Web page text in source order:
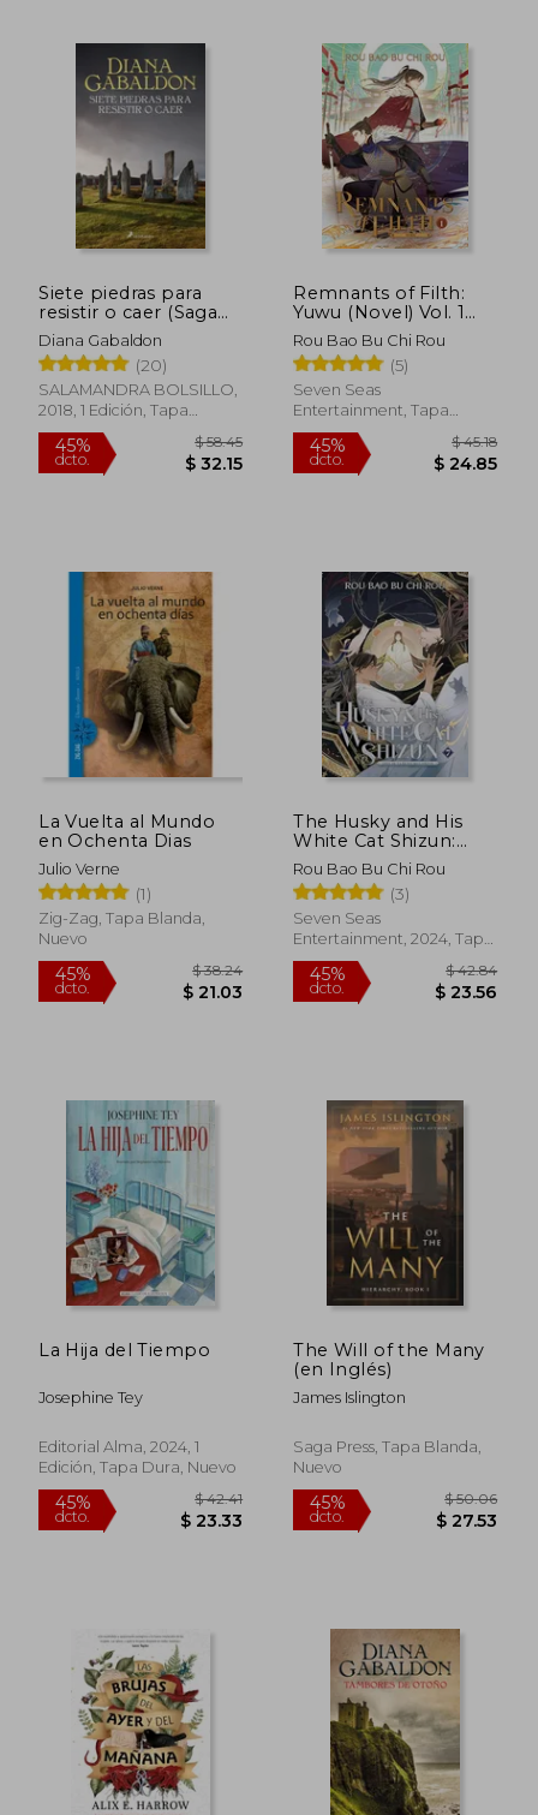
50%
dcto.
45%
dcto.
45%
dcto. $ 35.37
45%
dcto.
Siete piedras para
resistir o caer (Saga
Claire Randall)
Diana Gabaldon
(20)
SALAMANDRA BOLSILLO,
2018, 1 Edición, Tapa
Blanda, Nuevo
45%
dcto. $ 32.15
Remnants of Filth:
Yuwu (Novel) Vol. 1
(en Inglés)
Rou Bao Bu Chi Rou
(5)
Seven Seas
Entertainment, Tapa
Blanda, Nuevo
45%
dcto.
La Vuelta al Mundo
en Ochenta Dias
Julio Verne
(1)
Zig-Zag, Tapa Blanda,
Nuevo
The Husky and His
White Cat Shizun:
Erha He Ta de Bai
Mao Shizun (Novel)
Vol. 7 (en Inglés)
Rou Bao Bu Chi Rou
(3)
Seven Seas
Entertainment, 2024, Tapa
Blanda, Nuevo
La Hija del Tiempo
Josephine Tey
Editorial Alma, 2024, 1
Edición, Tapa Dura, Nuevo
The Will of the Many
(en Inglés)
James Islington
Saga Press, Tapa Blanda,
Nuevo